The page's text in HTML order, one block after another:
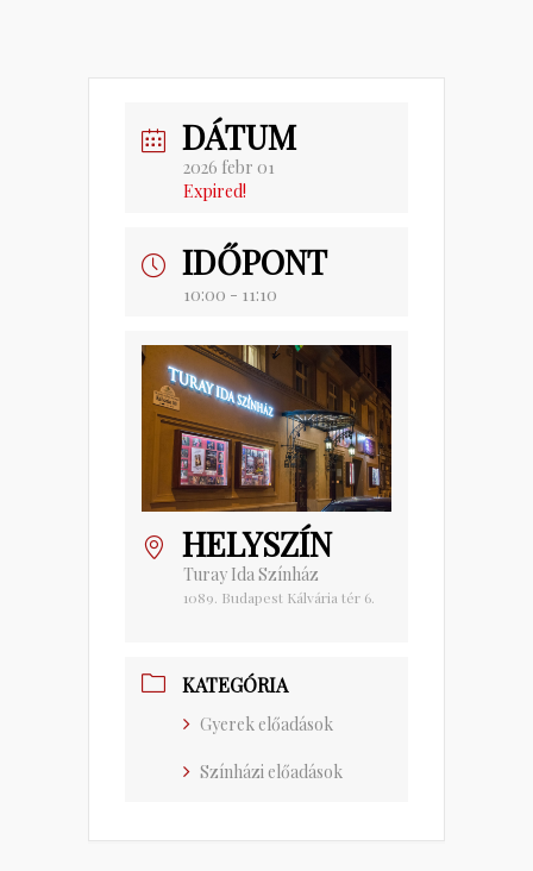
DÁTUM
2026 febr 01
Expired!
IDŐPONT
10:00 - 11:10
HELYSZÍN
Turay Ida Színház
1089. Budapest Kálvária tér 6.
KATEGÓRIA
Gyerek előadások
Színházi előadások